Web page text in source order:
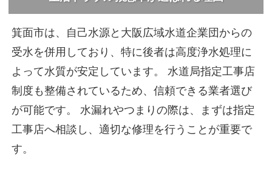
箕面市は、自己水源と大阪広域水道企業団からの
受水を併用しており、特に後者は高度浄水処理に
よって水質が安定しています。 水道局指定工事店
制度も整備されているため、信頼できる業者選び
が可能です。 水漏れやつまりの際は、まずは指定
工事店へ相談し、適切な修理を行うことが重要で
す。